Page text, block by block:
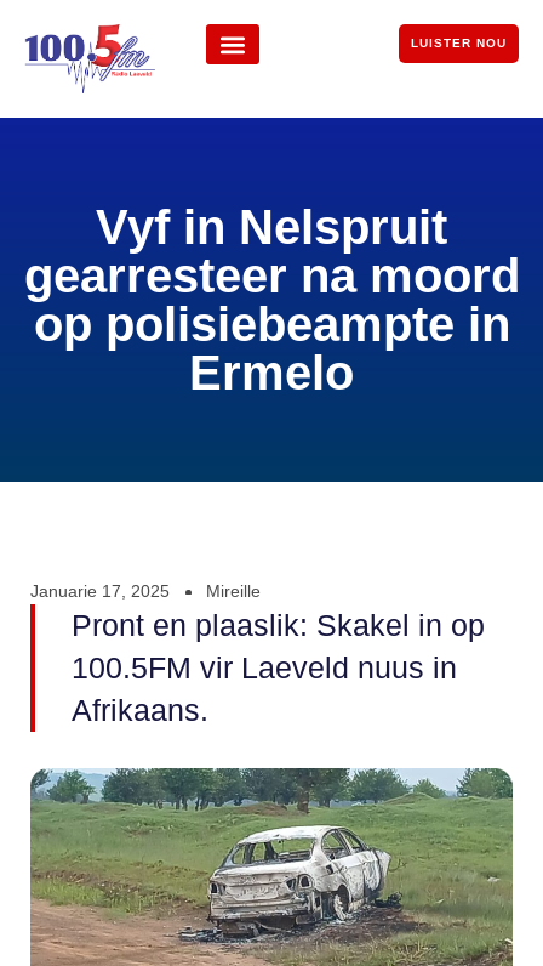
LUISTER NOU
Vyf in Nelspruit
gearresteer na moord
op polisiebeampte in
Ermelo
Januarie 17, 2025 Mireille
Pront en plaaslik: Skakel in op
100.5FM vir Laeveld nuus in
Afrikaans.